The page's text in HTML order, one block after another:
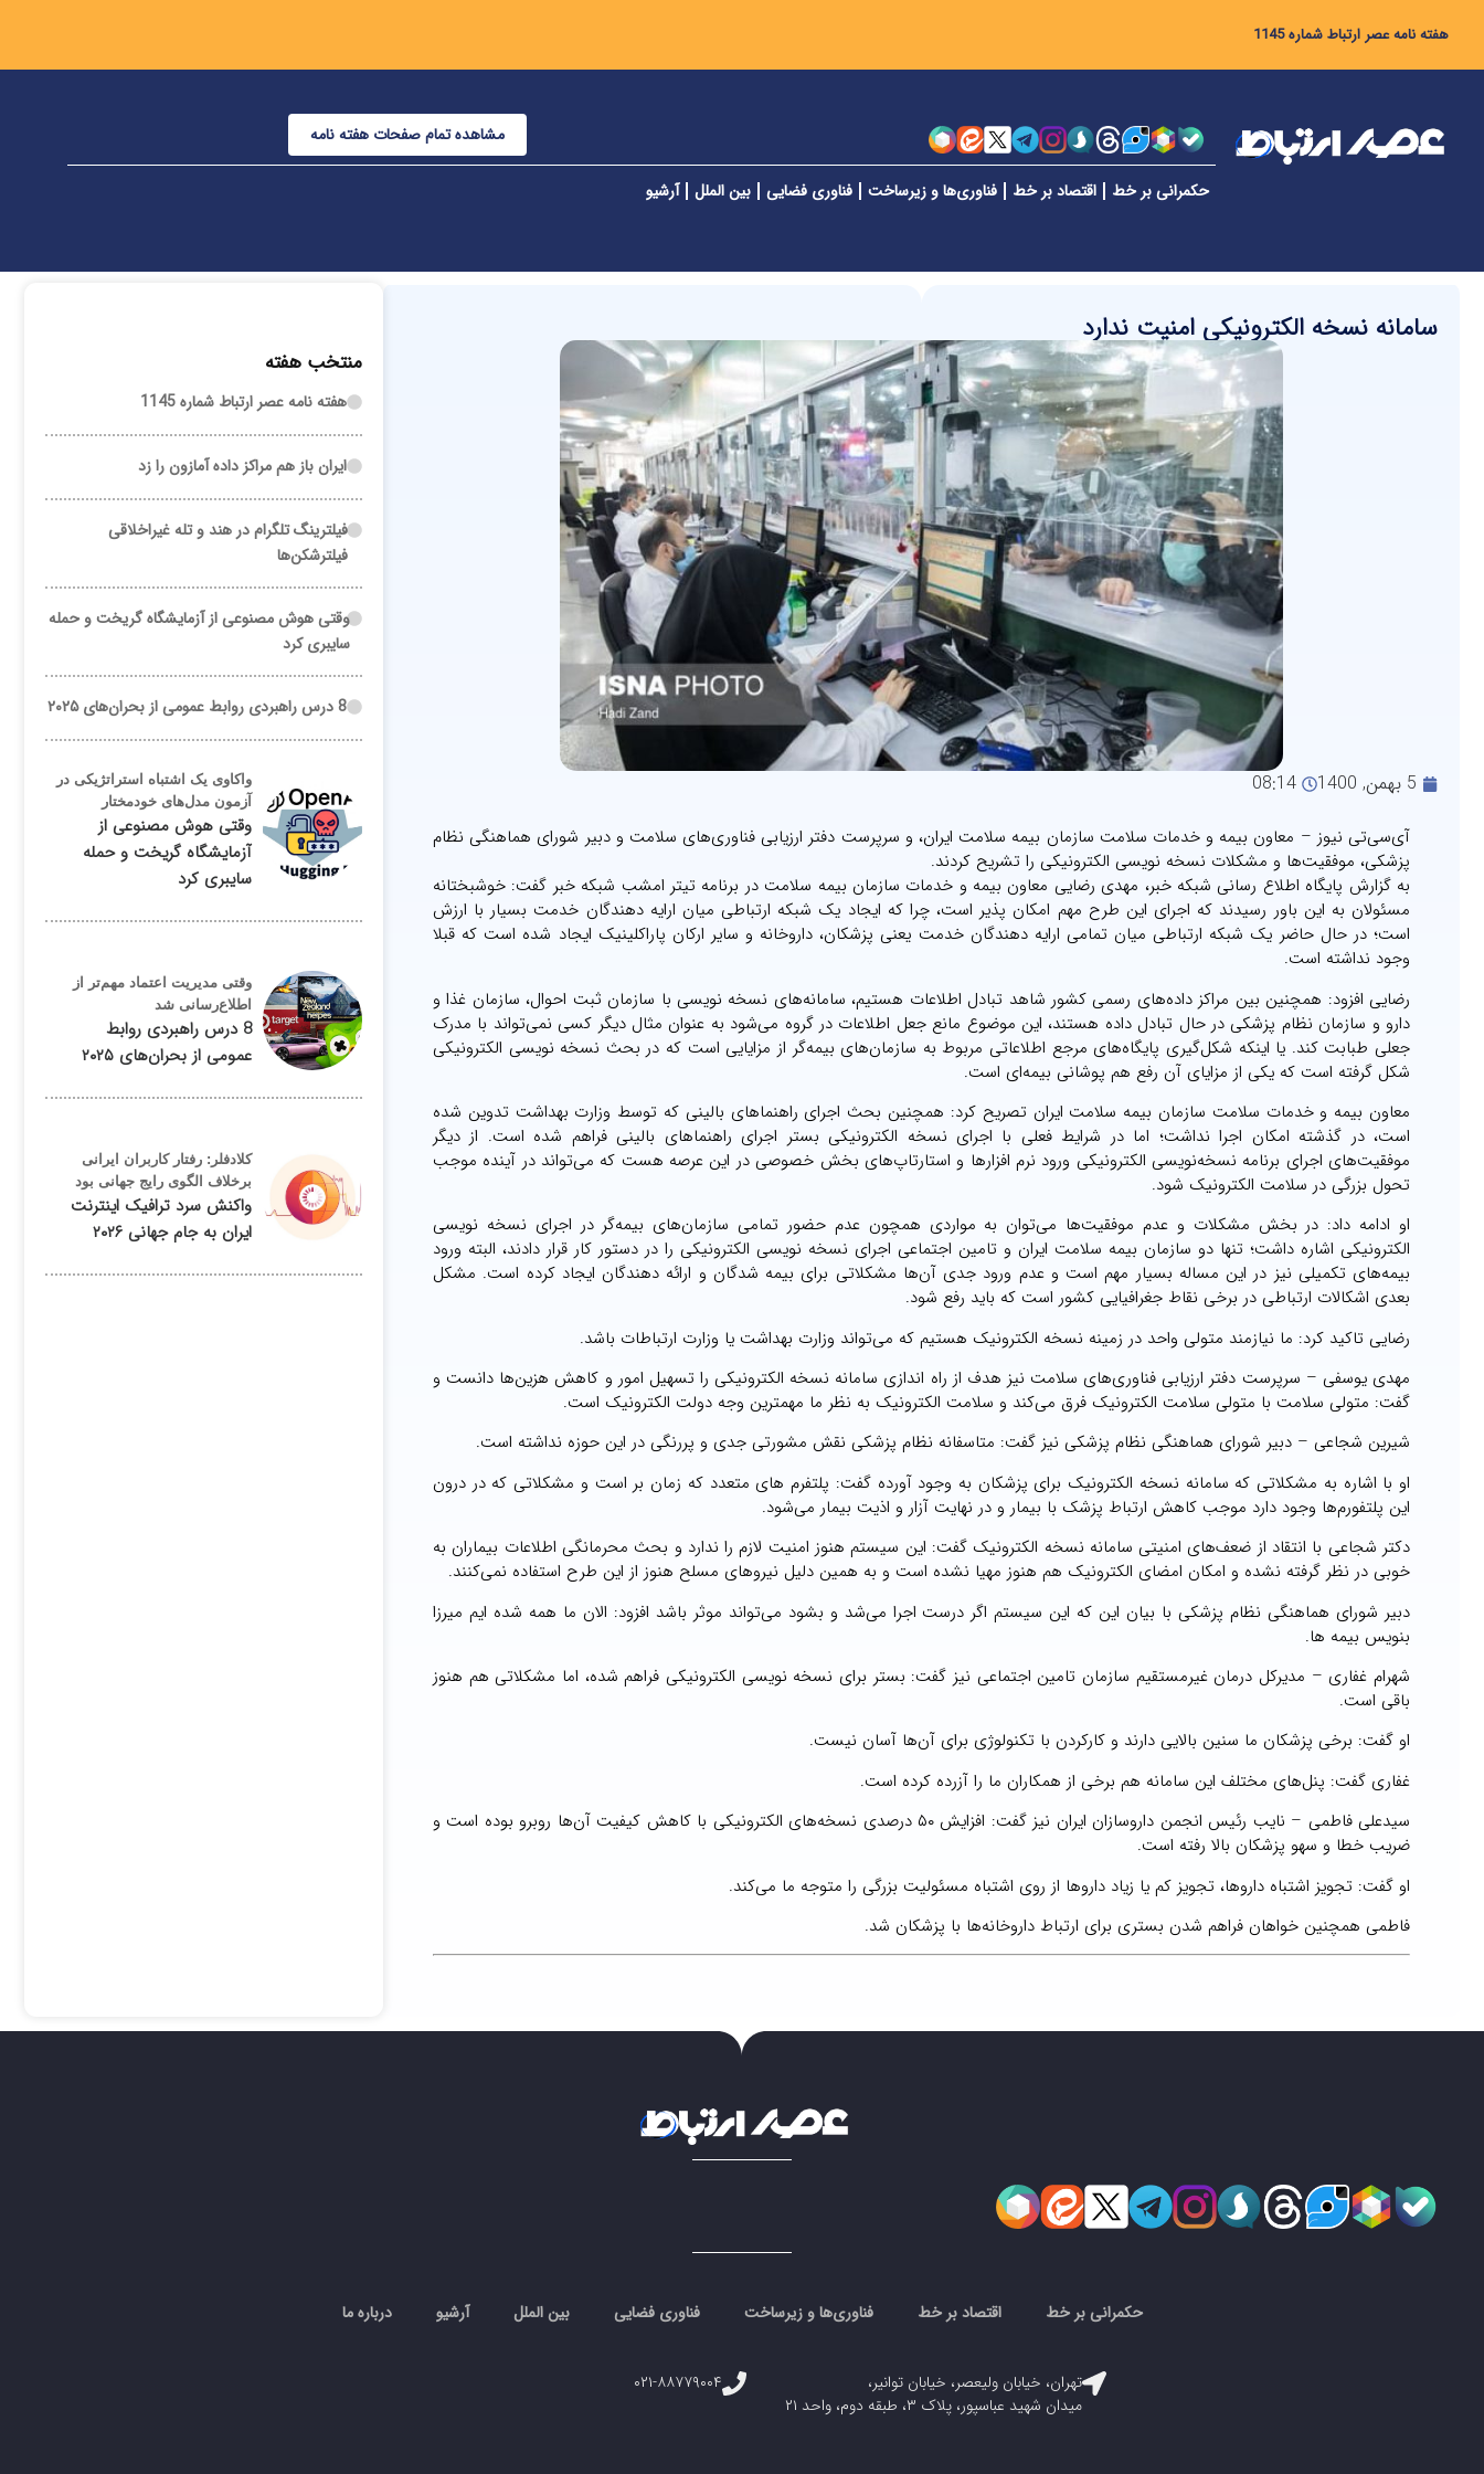
هفته نامه عصر ارتباط شماره 1145
مشاهده تمام صفحات هفته نامه
حکمرانی بر خط اقتصاد بر خط فناوری‌ها و زیرساخت فناوری فضایی بین الملل آرشیو
سامانه نسخه الکترونیکی امنیت ندارد
5 بهمن, 1400 08:14
آی‌سی‌تی نیوز – معاون بیمه و خدمات سلامت سازمان بیمه سلامت ایران، و سرپرست دفتر ارزیابی فناوری‌های سلامت و دبیر شورای هماهنگی نظام
پزشکی، موفقیت‌ها و مشکلات نسخه نویسی الکترونیکی را تشریح کردند.
به گزارش پایگاه اطلاع رسانی شبکه خبر، مهدی رضایی معاون بیمه و خدمات سازمان بیمه سلامت در برنامه تیتر امشب شبکه خبر گفت: خوشبختانه
مسئولان به این باور رسیدند که اجرای این طرح مهم امکان پذیر است، چرا که ایجاد یک شبکه ارتباطی میان ارایه دهندگان خدمت بسیار با ارزش
است؛ در حال حاضر یک شبکه ارتباطی میان تمامی ارایه دهندگان خدمت یعنی پزشکان، داروخانه و سایر ارکان پاراکلینیک ایجاد شده است که قبلا
وجود نداشته است.
رضایی افزود: همچنین بین مراکز داده‌های رسمی کشور شاهد تبادل اطلاعات هستیم، سامانه‌های نسخه نویسی با سازمان ثبت احوال، سازمان غذا و
دارو و سازمان نظام پزشکی در حال تبادل داده هستند، این موضوع مانع جعل اطلاعات در گروه می‌شود به عنوان مثال دیگر کسی نمی‌تواند با مدرک
جعلی طبابت کند. یا اینکه شکل‌گیری پایگاه‌های مرجع اطلاعاتی مربوط به سازمان‌های بیمه‌گر از مزایایی است که در بحث نسخه نویسی الکترونیکی
شکل گرفته است که یکی از مزایای آن رفع هم پوشانی بیمه‌ای است.
معاون بیمه و خدمات سلامت سازمان بیمه سلامت ایران تصریح کرد: همچنین بحث اجرای راهنما‌های بالینی که توسط وزارت بهداشت تدوین شده
است، در گذشته امکان اجرا نداشت؛ اما در شرایط فعلی با اجرای نسخه الکترونیکی بستر اجرای راهنما‌های بالینی فراهم شده است. از دیگر
موفقیت‌های اجرای برنامه نسخه‌نویسی الکترونیکی ورود نرم افزار‌ها و استارتاپ‌های بخش خصوصی در این عرصه هست که می‌تواند در آینده موجب
تحول بزرگی در سلامت الکترونیک شود.
او ادامه داد: در بخش مشکلات و عدم موفقیت‌ها می‌توان به مواردی همچون عدم حضور تمامی سازمان‌های بیمه‌گر در اجرای نسخه نویسی
الکترونیکی اشاره داشت؛ تنها دو سازمان بیمه سلامت ایران و تامین اجتماعی اجرای نسخه نویسی الکترونیکی را در دستور کار قرار دادند، البته ورود
بیمه‌های تکمیلی نیز در این مساله بسیار مهم است و عدم ورود جدی آن‌ها مشکلاتی برای بیمه شدگان و ارائه دهندگان ایجاد کرده است. مشکل
بعدی اشکالات ارتباطی در برخی نقاط جغرافیایی کشور است که باید رفع شود.
رضایی تاکید کرد: ما نیازمند متولی واحد در زمینه نسخه الکترونیک هستیم که می‌تواند وزارت بهداشت یا وزارت ارتباطات باشد.
مهدی یوسفی – سرپرست دفتر ارزیابی فناوری‌های سلامت نیز هدف از راه اندازی سامانه نسخه الکترونیکی را تسهیل امور و کاهش هزین‌ها دانست و
گفت: متولی سلامت با متولی سلامت الکترونیک فرق می‌کند و سلامت الکترونیک به نظر ما مهمترین وجه دولت الکترونیک است.
شیرین شجاعی – دبیر شورای هماهنگی نظام پزشکی نیز گفت: متاسفانه نظام پزشکی نقش مشورتی جدی و پررنگی در این حوزه نداشته است.
او با اشاره به مشکلاتی که سامانه نسخه الکترونیک برای پزشکان به وجود آورده گفت: پلتفرم های متعدد که زمان بر است و مشکلاتی که در درون
این پلتفورم‌ها وجود دارد موجب کاهش ارتباط پزشک با بیمار و در نهایت آزار و اذیت بیمار می‌شود.
دکتر شجاعی با انتقاد از ضعف‌های امنیتی سامانه نسخه الکترونیک گفت: این سیستم هنوز امنیت لازم را ندارد و بحث محرمانگی اطلاعات بیماران به
خوبی در نظر گرفته نشده و امکان امضای الکترونیک هم هنوز مهیا نشده است و به همین دلیل نیروهای مسلح هنوز از این طرح استفاده نمی‌کنند.
دبیر شورای هماهنگی نظام پزشکی با بیان این که این سیستم اگر درست اجرا می‌شد و بشود می‌تواند موثر باشد افزود: الان ما همه شده ایم میرزا
بنویس بیمه ها.
شهرام غفاری – مدیرکل درمان غیرمستقیم سازمان تامین اجتماعی نیز گفت: بستر برای نسخه نویسی الکترونیکی فراهم شده، اما مشکلاتی هم هنوز
باقی است.
او گفت: برخی پزشکان ما سنین بالایی دارند و کارکردن با تکنولوژی برای آن‌ها آسان نیست.
غفاری گفت: پنل‌های مختلف این سامانه هم برخی از همکاران ما را آزرده کرده است.
سیدعلی فاطمی – نایب رئیس انجمن داروسازان ایران نیز گفت: افزایش ۵۰ درصدی نسخه‌های الکترونیکی با کاهش کیفیت آن‌ها روبرو بوده است و
ضریب خطا و سهو پزشکان بالا رفته است.
او گفت: تجویز اشتباه داروها، تجویز کم یا زیاد دارو‌ها از روی اشتباه مسئولیت بزرگی را متوجه ما می‌کند.
فاطمی همچنین خواهان فراهم شدن بستری برای ارتباط داروخانه‌ها با پزشکان شد.
منتخب هفته
هفته نامه عصر ارتباط شماره 1145
ایران باز هم مراکز داده آمازون را زد
فیلترینگ تلگرام در هند و تله غیراخلاقی
فیلترشکن‌ها
وقتی هوش مصنوعی از آزمایشگاه گریخت و حمله
سایبری کرد
8 درس راهبردی روابط عمومی از بحران‌های ۲۰۲۵
واکاوی یک اشتباه استراتژیکی در
آزمون مدل‌های خودمختار
وقتی هوش مصنوعی از
آزمایشگاه گریخت و حمله
سایبری کرد
وقتی مدیریت اعتماد مهم‌تر از
اطلاع‌رسانی شد
8 درس راهبردی روابط
عمومی از بحران‌های ۲۰۲۵
کلادفلر: رفتار کاربران ایرانی
برخلاف الگوی رایج جهانی بود
واکنش سرد ترافیک اینترنت
ایران به جام جهانی ۲۰۲۶
حکمرانی بر خط اقتصاد بر خط فناوری‌ها و زیرساخت فناوری فضایی بین الملل آرشیو درباره ما
تهران، خیابان ولیعصر، خیابان توانیر،
میدان شهید عباسپور، پلاک ۳، طبقه دوم، واحد ۲۱
۰۲۱-۸۸۷۷۹۰۰۴